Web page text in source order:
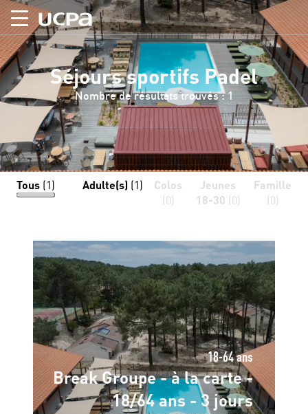
Séjours sportifs Padel
Nombre de résultats trouvés : 1
Tous (1) Adulte(s) (1)
Colos
(0)
Jeunes
18-30 (0)
Famille
(0)
18-64 ans
Break Groupe - à la carte -
18/64 ans - 3 jours